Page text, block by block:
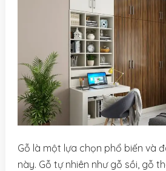
Gỗ là một lựa chọn phổ biến và
này. Gỗ tự nhiên như gỗ sồi, gỗ